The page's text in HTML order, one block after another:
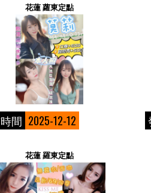
花蓮 蘿東定點
間 2025-12-12
花蓮 羅東定點